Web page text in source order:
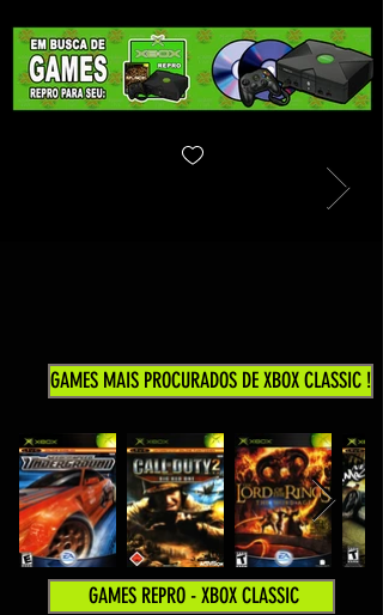
GAMES MAIS PROCURADOS DE XBOX CLASSIC !
GAMES REPRO - XBOX CLASSIC